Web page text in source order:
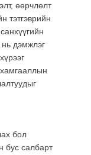
өөрчлөлт
тэтгэврийн
дэмжлэг
бол
бус салбарт